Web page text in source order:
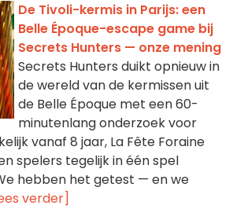
De Tivoli-kermis in Parijs: een
Belle Époque-escape game bij
Secrets Hunters — onze mening
Secrets Hunters duikt opnieuw in
de wereld van de kermissen uit
de Belle Époque met een 60-
minutenlang onderzoek voor
vanaf 8 jaar, La Fête Foraine
spelers tegelijk in één spel
hebben het getest — en we
verder]